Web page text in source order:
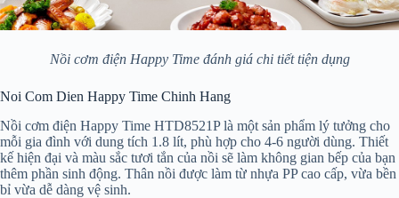
Nồi cơm điện Happy Time đánh giá chi tiết tiện dụng
Noi Com Dien Happy Time Chinh Hang
Nồi cơm điện Happy Time HTD8521P là một sản phẩm lý tưởng cho
mỗi gia đình với dung tích 1.8 lít, phù hợp cho 4-6 người dùng. Thiết
kế hiện đại và màu sắc tươi tắn của nồi sẽ làm không gian bếp của bạn
thêm phần sinh động. Thân nồi được làm từ nhựa PP cao cấp, vừa bền
bỉ vừa dễ dàng vệ sinh.